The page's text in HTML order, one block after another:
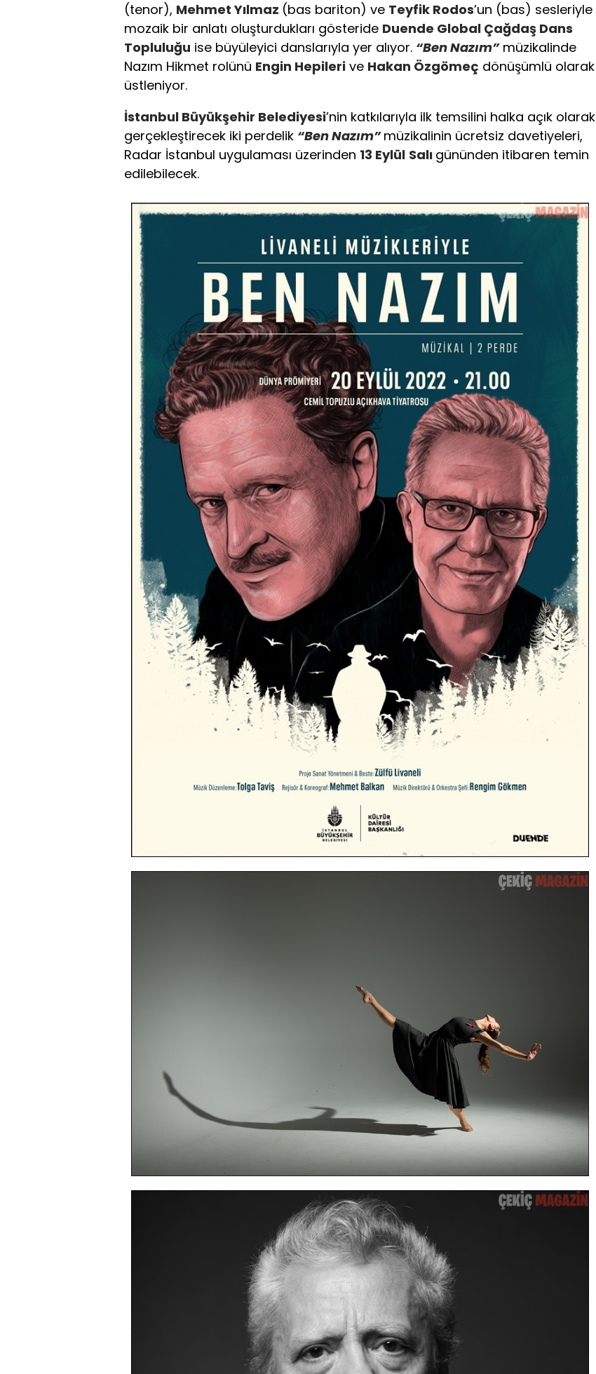
(tenor), Mehmet Yılmaz (bas bariton) ve Teyfik Rodos’un (bas) sesleriyle
mozaik bir anlatı oluşturdukları gösteride Duende Global Çağdaş Dans
Topluluğu ise büyüleyici danslarıyla yer alıyor. “Ben Nazım”müzikalinde
Nazım Hikmet rolünü Engin Hepileri ve Hakan Özgömeç dönüşümlü olarak
üstleniyor.
İstanbul Büyükşehir Belediyesi’nin katkılarıyla ilk temsilini halka açık olarak
gerçekleştirecek iki perdelik “Ben Nazım”müzikalinin ücretsiz davetiyeleri,
Radar İstanbul uygulaması üzerinden 13 Eylül Salı gününden itibaren temin
edilebilecek.